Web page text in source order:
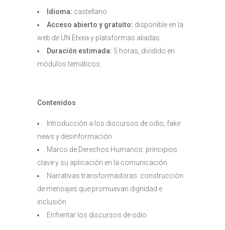
Idioma: castellano
Acceso abierto y gratuito: disponible en la
web de UN Etxea y plataformas aliadas
Duración estimada: 5 horas, dividido en
módulos temáticos.
Contenidos
Introducción a los discursos de odio, fake
news y desinformación
Marco de Derechos Humanos: principios
clave y su aplicación en la comunicación
Narrativas transformadoras: construcción
de mensajes que promuevan dignidad e
inclusión
Enfrentar los discursos de odio